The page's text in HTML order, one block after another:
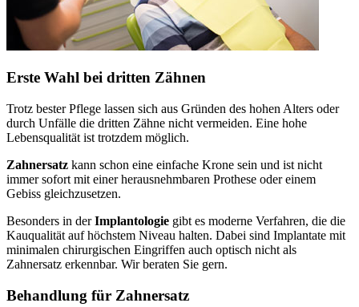
Erste Wahl bei dritten Zähnen
Trotz bester Pflege lassen sich aus Gründen des hohen Alters oder
durch Unfälle die dritten Zähne nicht vermeiden. Eine hohe
Lebensqualität ist trotzdem möglich.
Zahnersatz kann schon eine einfache Krone sein und ist nicht
immer sofort mit einer herausnehmbaren Prothese oder einem
Gebiss gleichzusetzen.
Besonders in derImplantologie gibt es moderne Verfahren, die die
Kauqualität auf höchstem Niveau halten. Dabei sind Implantate mit
minimalen chirurgischen Eingriffen auch optisch nicht als
Zahnersatz erkennbar. Wir beraten Sie gern.
Behandlung für Zahnersatz